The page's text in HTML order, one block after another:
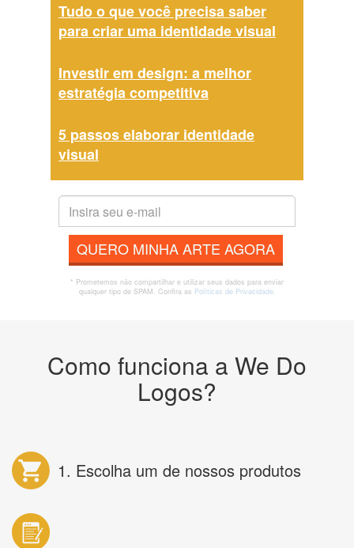
Tudo o que você precisa saber
para criar uma identidade visual
Investir em design: a melhor
estratégia competitiva
5 passos elaborar identidade
visual
QUERO MINHA ARTE AGORA
* Prometemos não compartilhar e utilizar seus dados para enviar
qualquer tipo de SPAM. Confira as Políticas de Privacidade.
Como funciona a We Do
Logos?
1. Escolha um de nossos produtos